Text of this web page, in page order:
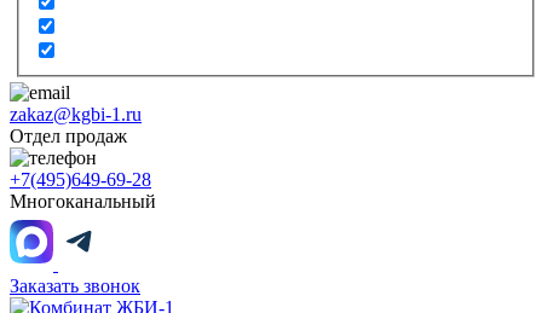
zakaz@kgbi-1.ru
Отдел продаж
+7(495)649-69-28
Многоканальный
Заказать звонок